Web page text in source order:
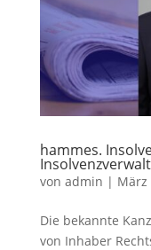
hammes.
von admin | März
Die bekannte
von Inhaber